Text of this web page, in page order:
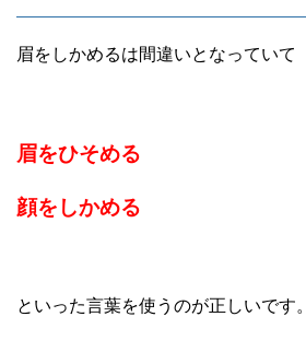
眉をしかめるは間違いとなっていて
眉をひそめる
顔をしかめる
といった言葉を使うのが正しいです。